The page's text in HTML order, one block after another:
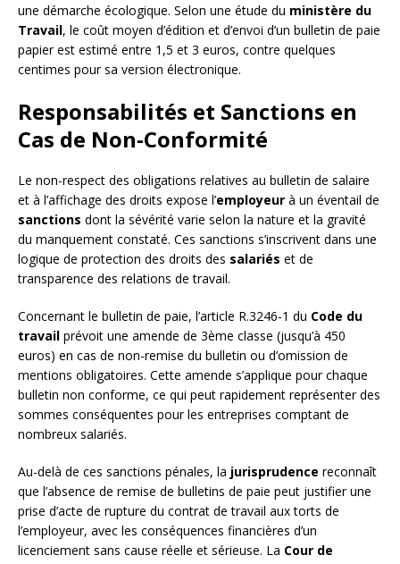
une démarche écologique. Selon une étude du ministère du
Travail, le coût moyen d’édition et d’envoi d’un bulletin de paie
papier est estimé entre 1,5 et 3 euros, contre quelques
centimes pour sa version électronique.
Responsabilités et Sanctions en
Cas de Non-Conformité
Le non-respect des obligations relatives au bulletin de salaire
et à l’affichage des droits expose l’employeur à un éventail de
sanctions dont la sévérité varie selon la nature et la gravité
du manquement constaté. Ces sanctions s’inscrivent dans une
logique de protection des droits des salariés et de
transparence des relations de travail.
Concernant le bulletin de paie, l’article R.3246-1 du Code du
travail prévoit une amende de 3ème classe (jusqu’à 450
euros) en cas de non-remise du bulletin ou d’omission de
mentions obligatoires. Cette amende s’applique pour chaque
bulletin non conforme, ce qui peut rapidement représenter des
sommes conséquentes pour les entreprises comptant de
nombreux salariés.
Au-delà de ces sanctions pénales, la jurisprudence reconnaît
que l’absence de remise de bulletins de paie peut justifier une
prise d’acte de rupture du contrat de travail aux torts de
l’employeur, avec les conséquences financières d’un
licenciement sans cause réelle et sérieuse. La Cour de